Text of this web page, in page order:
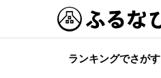
ランキングでさがす